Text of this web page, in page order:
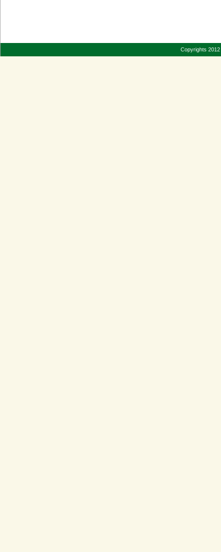
Copyrights